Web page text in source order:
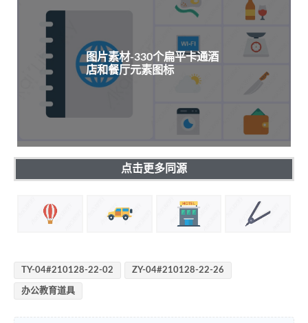
图片素材-330个扁平卡通酒
店和餐厅元素图标
点击更多同源
TY-04#210128-22-02 ZY-04#210128-22-26
办公教育道具